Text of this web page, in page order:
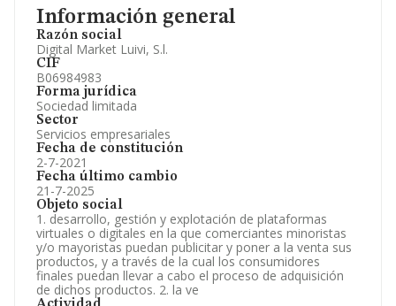
Información general
Razón social
Digital Market Luivi, S.l.
CIF
B06984983
Forma jurídica
Sociedad limitada
Sector
Servicios empresariales
Fecha de constitución
2-7-2021
Fecha último cambio
21-7-2025
Objeto social
1. desarrollo, gestión y explotación de plataformas
virtuales o digitales en la que comerciantes minoristas
y/o mayoristas puedan publicitar y poner a la venta sus
productos, y a través de la cual los consumidores
finales puedan llevar a cabo el proceso de adquisición
de dichos productos. 2. la ve
Información oficial y registral complementaria.